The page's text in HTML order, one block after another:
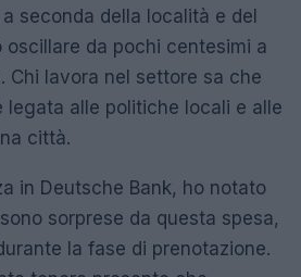
a seconda della località e del
da pochi centesimi a
Chi lavora nel settore sa che
legata alle politiche locali e alle
città.
in Deutsche Bank, ho notato
sorprese da questa spesa,
la fase di prenotazione.